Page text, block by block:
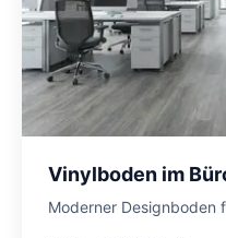
Vinylboden im
Moderner Designboden